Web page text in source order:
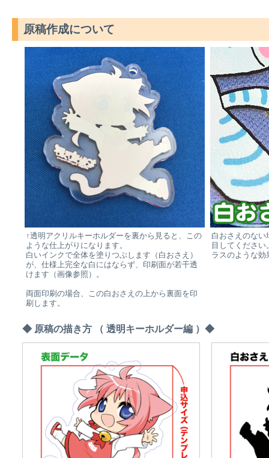
原稿作成について
↑透明アクリルキーホルダーを裏から見ると、この
ような仕上がりになります。
白いインクで全体を塗りつぶします（白おさえ）
が、仕様上完全な白にはならず、印刷面が若干透
けます（画像参照）。
両面印刷の場合、この白おさえの上から裏面を印
刷します。
白おさえのな
目してくださ
ラスのような
◆ 原稿の描き方 （ 透明キーホルダー編 ）◆